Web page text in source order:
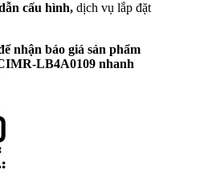
cấu hình, dịch vụ lắp đặt
nhận báo giá sản phẩm
LB4A0109 nhanh